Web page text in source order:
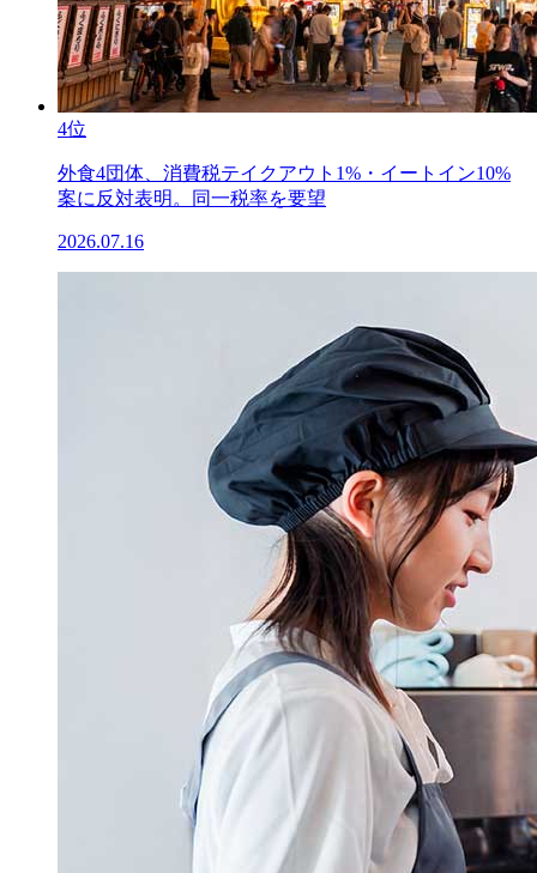
4位
外食4団体、消費税テイクアウト1%・イートイン10%
案に反対表明。同一税率を要望
2026.07.16